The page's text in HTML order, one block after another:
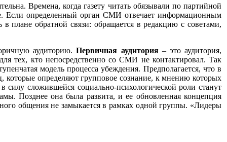
Времена, когда газету читать обязывали по партийной
Если определенный орган СМИ отвечает информационным
в плане обратной связи: обращается в редакцию с советами,
аудиторию.Первичная аудитория– это аудитория,
тех, кто непосредственно со СМИ не контактировал. Так
модель процесса убеждения. Предполагается, что в
определяют групповое сознание, к мнению которых
силу сложившейся социально-психологической роли станут
Позднее она была развита, и ее обновленная концепция
общения не замыкается в рамках одной группы. «Лидеры